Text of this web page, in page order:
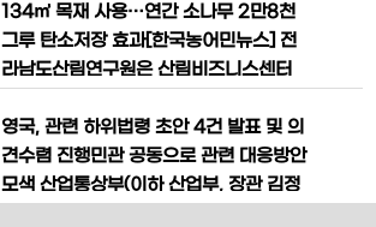
에 따라 노후화된 시설을 정비하고 차별화
된 콘텐츠 도입을 위해
원부로부터 함정 분야 방산업체로 지정되
며 서해안권 최초의 함정 방산업체가 탄생
했다. 전라남도는 제이케이중공업이 최근
체로 공식 지정됐다고 밝혔다. 이번 지정
은 서해안권 조선기업 가운데 처음으로,
전남
134㎥ 목재 사용…연간 소나무 2만8천
그루 탄소저장 효과[한국농어민뉴스] 전
라남도산림연구원은 산림비즈니스센터
로부터 탄소저장량 공식 인증을 획득해 1
0일 현판식을 개최했다. 산림연구원 산림
비즈니스센터는 국내 4개 권역에 추진된
영국, 관련 하위법령 초안 4건 발표 및 의
견수렴 진행민관 공동으로 관련 대응방안
모색 산업통상부(이하 산업부, 장관 김정